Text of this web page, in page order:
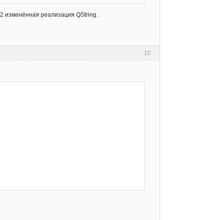
изменённая реализация QString.
10